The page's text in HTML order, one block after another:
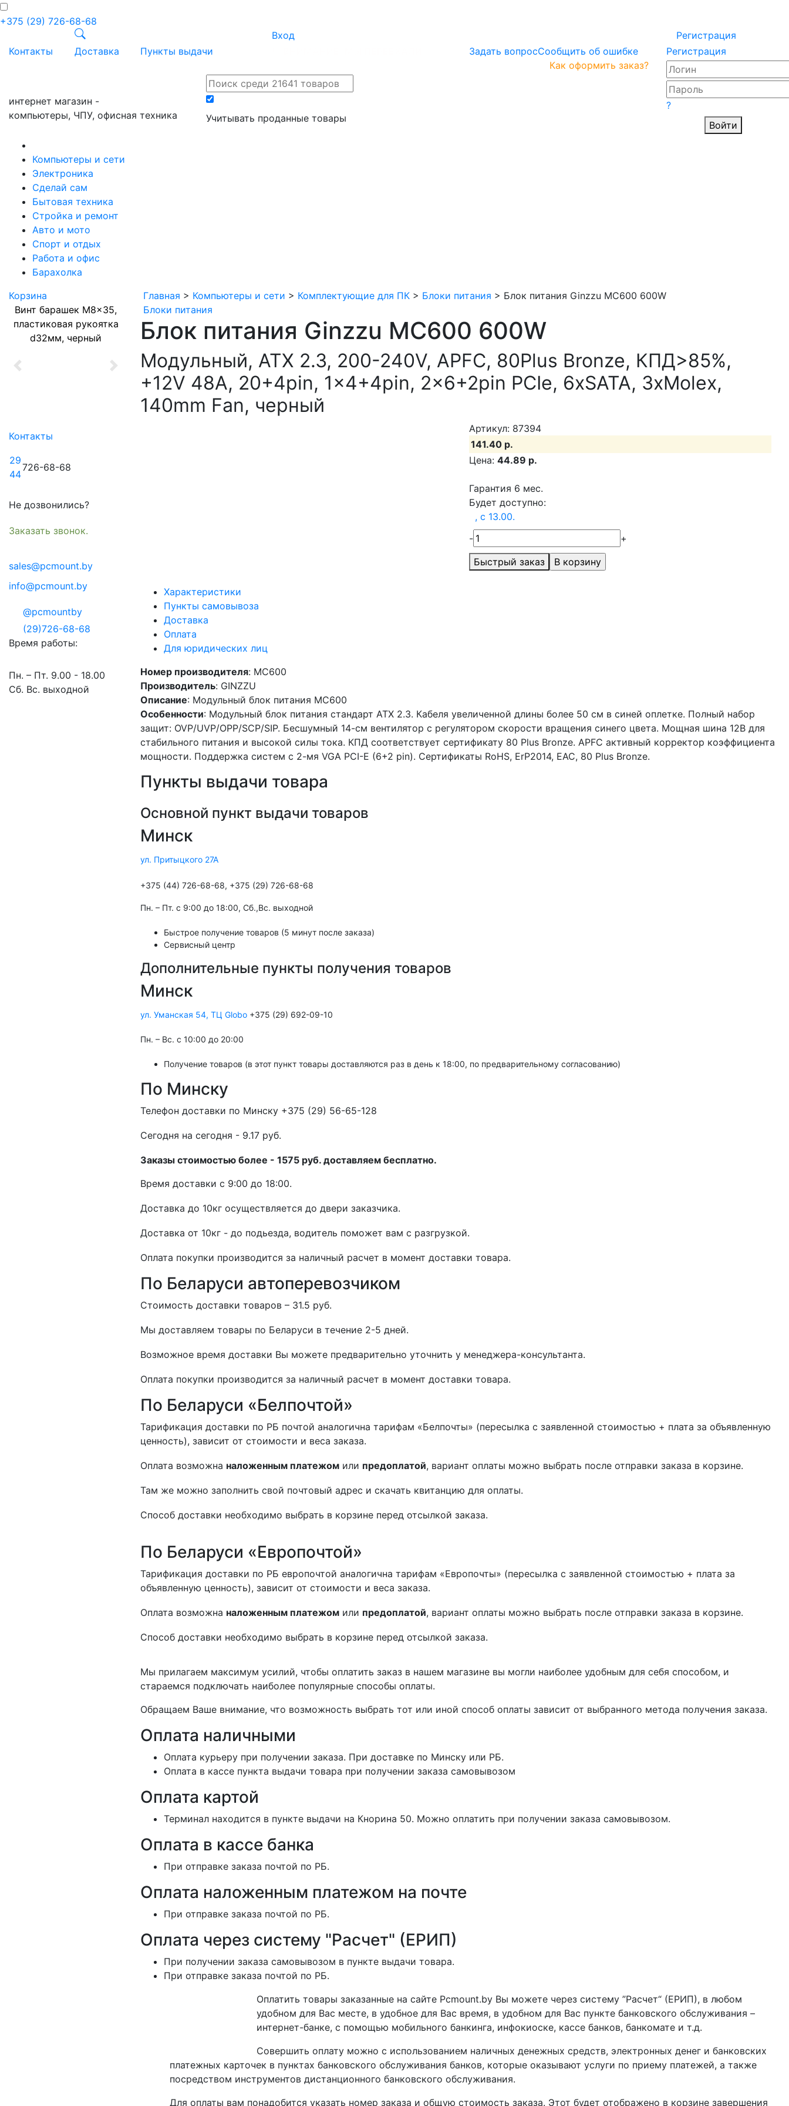
+375 (29) 726-68-68
Вход
Регистрация
Контакты
Доставка Пункты выдачи Задать вопросСообщить об ошибке Регистрация
интернет магазин -
компьютеры, ЧПУ, офисная техника
Как оформить заказ?
Учитывать проданные товары
?
Войти
Компьютеры и сети
Электроника
Сделай сам
Бытовая техника
Стройка и ремонт
Авто и мото
Спорт и отдых
Работа и офис
Барахолка
Корзина
Винт барашек M8x35,
пластиковая рукоятка
d32мм, черный
Previous Next
Контакты
29
44
726-68-68
Не дозвонились?
Заказать звонок.
sales@pcmount.by
info@pcmount.by
@pcmountby
(29)726-68-68
Время работы:
Пн. – Пт. 9.00 - 18.00
Сб. Вс. выходной
Главная > Компьютеры и сети > Комплектующие для ПК > Блоки питания > Блок питания Ginzzu MC600 600W
Блоки питания
Блок питания Ginzzu MC600 600W
Модульный, ATX 2.3, 200-240V, APFC, 80Plus Bronze, КПД>85%,
+12V 48A, 20+4pin, 1x4+4pin, 2x6+2pin PCIe, 6xSATA, 3xMolex,
140mm Fan, черный
Артикул: 87394
141.40 р.
Цена: 44.89 р.
Гарантия 6 мес.
Будет доступно:
, c 13.00.
-
+
Быстрый заказ
Характеристики
Пункты самовывоза
Доставка
Оплата
Для юридических лиц
Номер производителя: MC600
Производитель: GINZZU
Описание: Модульный блок питания MC600
Особенности: Модульный блок питания стандарт ATX 2.3. Кабеля увеличенной длины более 50 см в синей оплетке. Полный набор
защит: OVP/UVP/OPP/SCP/SIP. Бесшумный 14-см вентилятор с регулятором скорости вращения синего цвета. Мощная шина 12В для
стабильного питания и высокой силы тока. КПД соответствует сертификату 80 Plus Bronze. APFC активный корректор коэффициента
мощности. Поддержка систем с 2-мя VGA PCI-E (6+2 pin). Сертификаты RoHS, ErP2014, EAC, 80 Plus Bronze.
Пункты выдачи товара
Основной пункт выдачи товаров
Минск
ул. Притыцкого 27А
+375 (44) 726-68-68, +375 (29) 726-68-68
Пн. – Пт. с 9:00 до 18:00, Cб.,Вс. выходной
Быстрое получение товаров (5 минут после заказа)
Сервисный центр
Дополнительные пункты получения товаров
Минск
ул. Уманская 54, ТЦ Globo +375 (29) 692-09-10
Пн. – Вс. с 10:00 до 20:00
Получение товаров (в этот пункт товары доставляются раз в день к 18:00, по предварительному согласованию)
По Минску
Телефон доставки по Минску +375 (29) 56-65-128
Cегодня на сегодня - 9.17 руб.
Заказы стоимостью более - 1575 руб. доставляем бесплатно.
Время доставки с 9:00 до 18:00.
Доставка до 10кг осуществляется до двери заказчика.
Доставка от 10кг - до подьезда, водитель поможет вам с разгрузкой.
Оплата покупки производится за наличный расчет в момент доставки товара.
По Беларуси автоперевозчиком
Стоимость доставки товаров – 31.5 руб.
Мы доставляем товары по Беларуси в течение 2-5 дней.
Возможное время доставки Вы можете предварительно уточнить у менеджера-консультанта.
Оплата покупки производится за наличный расчет в момент доставки товара.
По Беларуси «Белпочтой»
Тарификация доставки по РБ почтой аналогична тарифам «Белпочты» (пересылка с заявленной стоимостью + плата за объявленную
ценность), зависит от стоимости и веса заказа.
Оплата возможна наложенным платежом или предоплатой, вариант оплаты можно выбрать после отправки заказа в корзине.
Там же можно заполнить свой почтовый адрес и скачать квитанцию для оплаты.
Способ доставки необходимо выбрать в корзине перед отсылкой заказа.
По Беларуси «Европочтой»
Тарификация доставки по РБ европочтой аналогична тарифам «Европочты» (пересылка с заявленной стоимостью + плата за
объявленную ценность), зависит от стоимости и веса заказа.
Оплата возможна наложенным платежом или предоплатой, вариант оплаты можно выбрать после отправки заказа в корзине.
Способ доставки необходимо выбрать в корзине перед отсылкой заказа.
Мы прилагаем максимум усилий, чтобы оплатить заказ в нашем магазине вы могли наиболее удобным для себя способом, и
стараемся подключать наиболее популярные способы оплаты.
Обращаем Ваше внимание, что возможность выбрать тот или иной способ оплаты зависит от выбранного метода получения заказа.
Оплата наличными
Оплата курьеру при получении заказа. При доставке по Минску или РБ.
Оплата в кассе пункта выдачи товара при получении заказа самовывозом
Оплата картой
Терминал находится в пункте выдачи на Кнорина 50. Можно оплатить при получении заказа самовывозом.
Оплата в кассе банка
При отправке заказа почтой по РБ.
Оплата наложенным платежом на почте
При отправке заказа почтой по РБ.
Оплата через систему "Расчет" (ЕРИП)
При получении заказа самовывозом в пункте выдачи товара.
При отправке заказа почтой по РБ.
Оплатить товары заказанные на сайте Pcmount.by Вы можете через систему ”Расчет“ (ЕРИП), в любом
удобном для Вас месте, в удобное для Вас время, в удобном для Вас пункте банковского обслуживания –
интернет-банке, с помощью мобильного банкинга, инфокиоске, кассе банков, банкомате и т.д.
Совершить оплату можно с использованием наличных денежных средств, электронных денег и банковских
платежных карточек в пунктах банковского обслуживания банков, которые оказывают услуги по приему платежей, а также
посредством инструментов дистанционного банковского обслуживания.
Для оплаты вам понадобится указать номер заказа и общую стоимость заказа. Этот будет отображено в корзине завершения